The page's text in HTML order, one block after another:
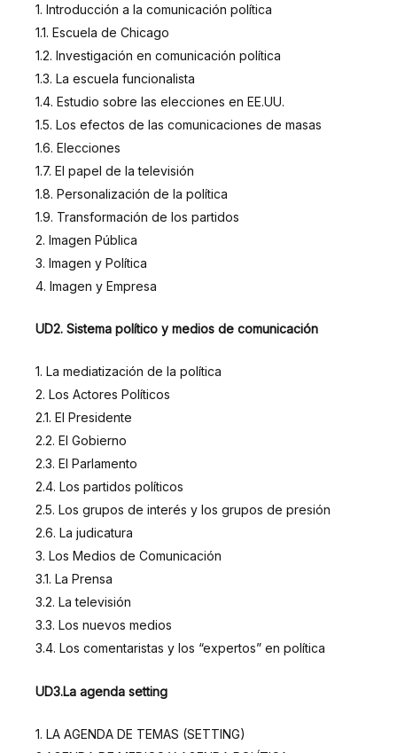
1. Introducción a la comunicación política
1.1. Escuela de Chicago
1.2. Investigación en comunicación política
1.3. La escuela funcionalista
1.4. Estudio sobre las elecciones en EE.UU.
1.5. Los efectos de las comunicaciones de masas
1.6. Elecciones
1.7. El papel de la televisión
1.8. Personalización de la política
1.9. Transformación de los partidos
2. Imagen Pública
3. Imagen y Política
4. Imagen y Empresa
UD2. Sistema político y medios de comunicación
1. La mediatización de la política
2. Los Actores Políticos
2.1. El Presidente
2.2. El Gobierno
2.3. El Parlamento
2.4. Los partidos políticos
2.5. Los grupos de interés y los grupos de presión
2.6. La judicatura
3. Los Medios de Comunicación
3.1. La Prensa
3.2. La televisión
3.3. Los nuevos medios
3.4. Los comentaristas y los “expertos” en política
UD3.La agenda setting
1. LA AGENDA DE TEMAS (SETTING)